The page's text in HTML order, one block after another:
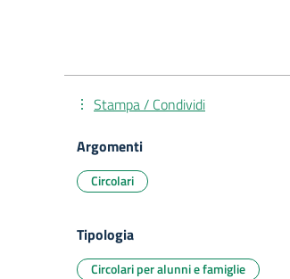
Stampa / Condividi
Argomenti
Circolari
Tipologia
Circolari per alunni e famiglie